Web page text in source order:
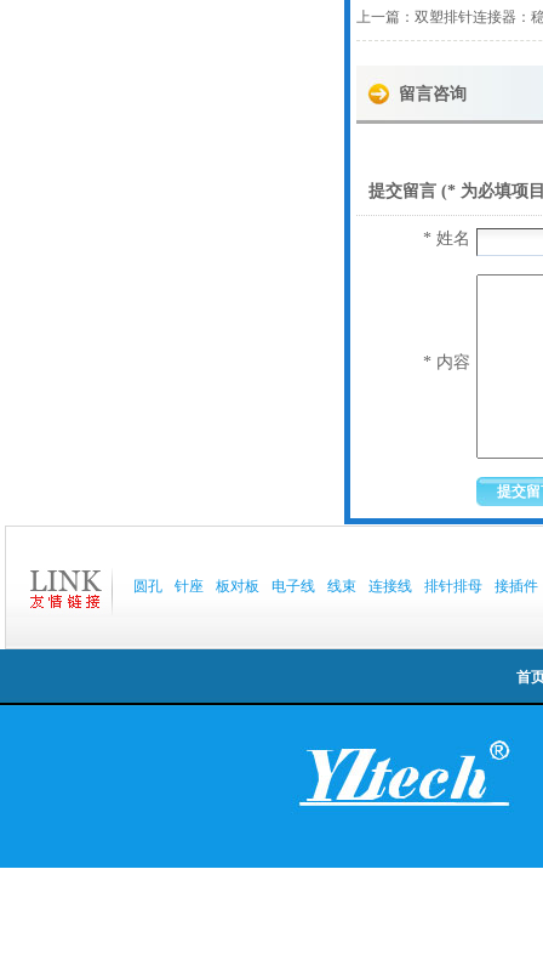
上一篇： 双塑排针连接器：
留言咨询
提交留言 (* 为必填项
* 姓名
* 内容
圆孔 针座 板对板 电子线 线束 连接线 排针排母 接插件
首